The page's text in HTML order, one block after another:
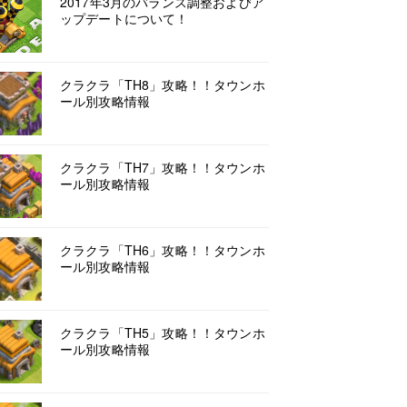
ップデートについて！
クラクラ「TH8」攻略！！タウンホ
ール別攻略情報
クラクラ「TH7」攻略！！タウンホ
ール別攻略情報
クラクラ「TH6」攻略！！タウンホ
ール別攻略情報
クラクラ「TH5」攻略！！タウンホ
ール別攻略情報